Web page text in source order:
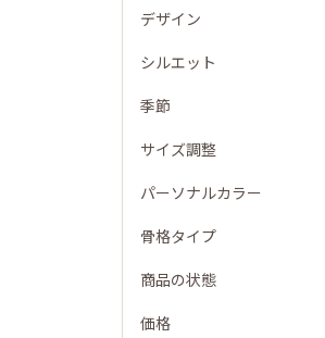
デザイン
シルエット
季節
サイズ調整
パーソナルカラー
骨格タイプ
商品の状態
価格